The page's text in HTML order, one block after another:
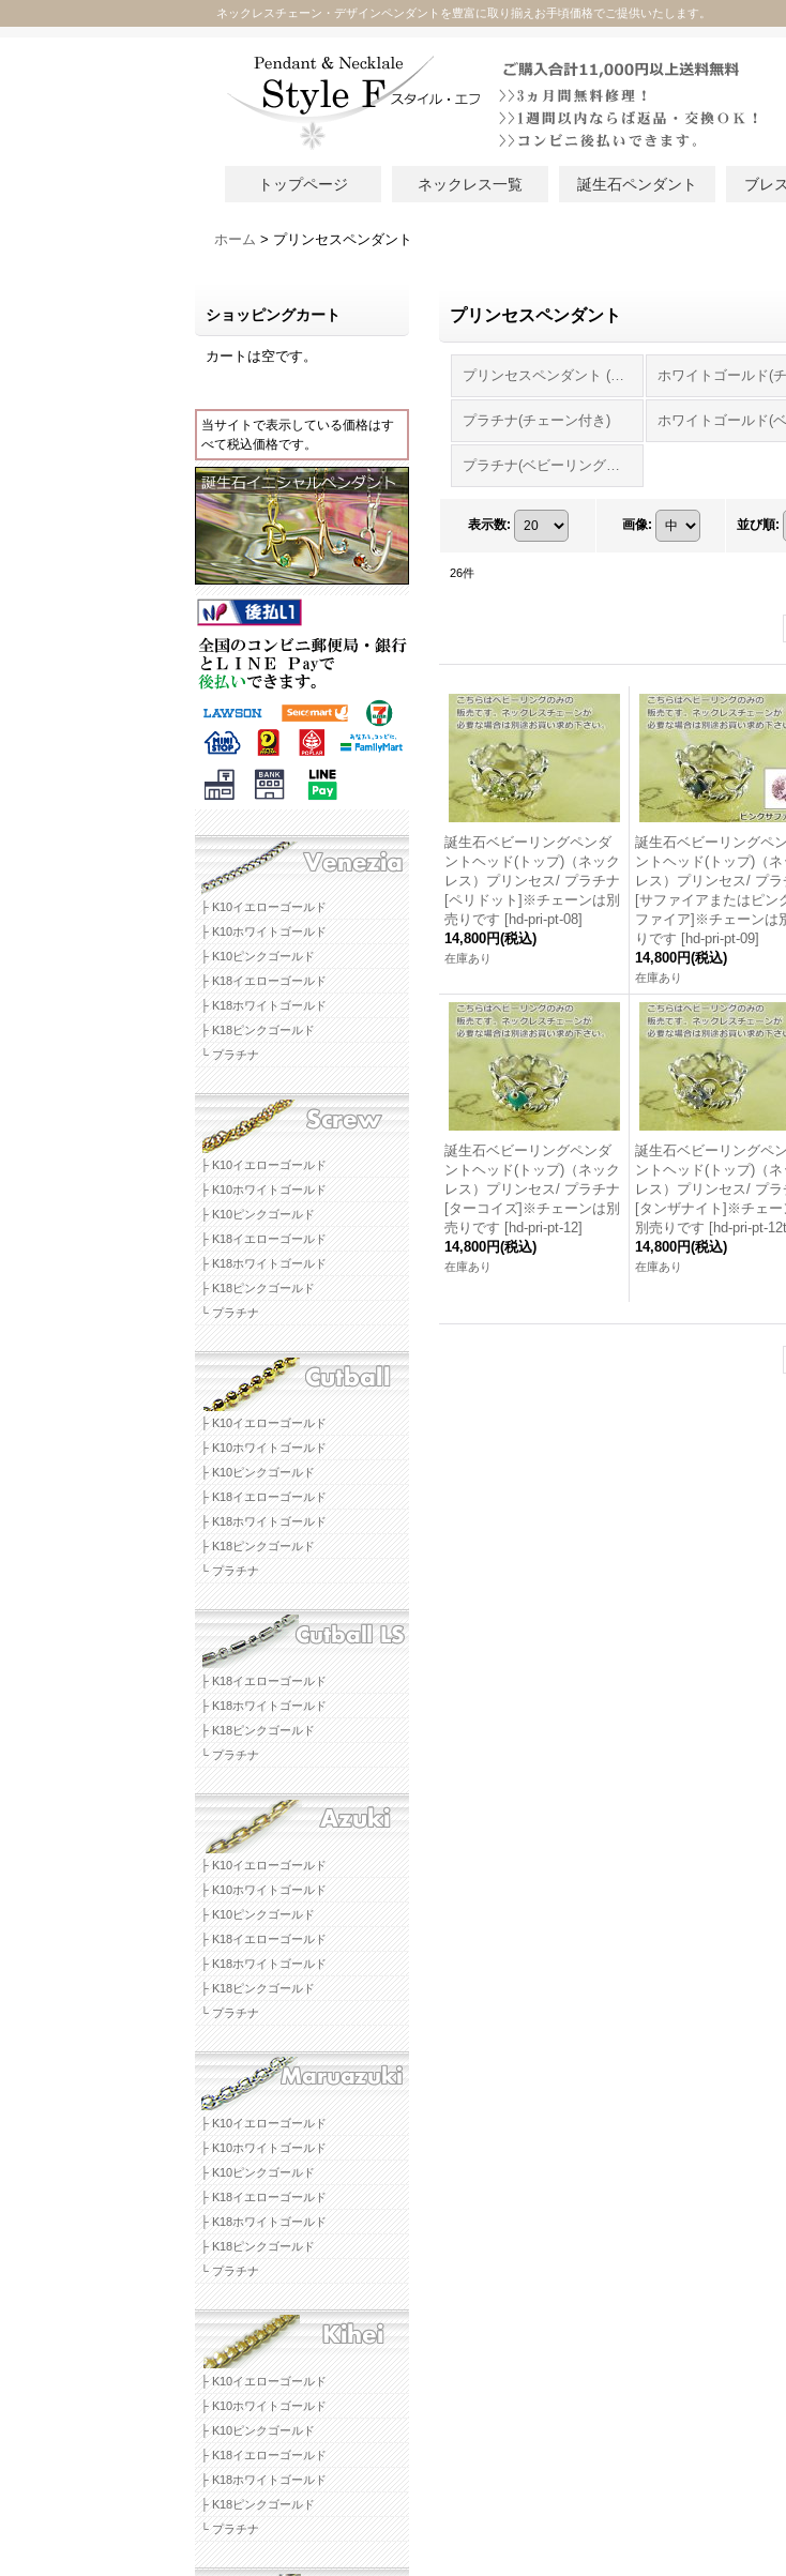
ネックレスチェーン・デザインペンダントを豊富に取り揃えお手頃価格でご提供いたします。
トップページ ネックレス一覧 誕生石ペンダント ブレ
ホーム > プリンセスペンダント
ショッピングカート
カートは空です。
当サイトで表示している価格はす
べて税込価格です。
├ K10イエローゴールド
├ K10ホワイトゴールド
├ K10ピンクゴールド
├ K18イエローゴールド
├ K18ホワイトゴールド
├ K18ピンクゴールド
└ プラチナ
├ K10イエローゴールド
├ K10ホワイトゴールド
├ K10ピンクゴールド
├ K18イエローゴールド
├ K18ホワイトゴールド
├ K18ピンクゴールド
└ プラチナ
├ K10イエローゴールド
├ K10ホワイトゴールド
├ K10ピンクゴールド
├ K18イエローゴールド
├ K18ホワイトゴールド
├ K18ピンクゴールド
└ プラチナ
├ K18イエローゴールド
├ K18ホワイトゴールド
├ K18ピンクゴールド
└ プラチナ
├ K10イエローゴールド
├ K10ホワイトゴールド
├ K10ピンクゴールド
├ K18イエローゴールド
├ K18ホワイトゴールド
├ K18ピンクゴールド
└ プラチナ
├ K10イエローゴールド
├ K10ホワイトゴールド
├ K10ピンクゴールド
├ K18イエローゴールド
├ K18ホワイトゴールド
├ K18ピンクゴールド
└ プラチナ
├ K10イエローゴールド
├ K10ホワイトゴールド
├ K10ピンクゴールド
├ K18イエローゴールド
├ K18ホワイトゴールド
├ K18ピンクゴールド
└ プラチナ
プリンセスペンダント
プリンセスペンダント (全商品)
プラチナ(チェーン付き)
プラチナ(ベビーリングのみ)
表示数: 画像: 並び順:
26件
誕生石ベビーリングペンダ
ントヘッド(トップ)（ネック
レス）プリンセス/ プラチナ
[ペリドット]※チェーンは別
売りです [hd-pri-pt-08]
14,800円(税込)
在庫あり
誕生石ベビーリングペ
ントヘッド(トップ)（ネ
レス）プリンセス/ プラ
[サファイアまたはピン
ファイア]※チェーンは
りです [hd-pri-pt-09]
14,800円(税込)
在庫あり
誕生石ベビーリングペンダ
ントヘッド(トップ)（ネック
レス）プリンセス/ プラチナ
[ターコイズ]※チェーンは別
売りです [hd-pri-pt-12]
14,800円(税込)
在庫あり
誕生石ベビーリングペ
ントヘッド(トップ)（ネ
レス）プリンセス/ プラ
[タンザナイト]※チェー
別売りです [hd-pri-pt-
14,800円(税込)
在庫あり